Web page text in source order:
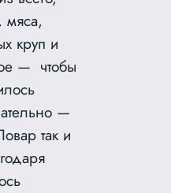
мяса,
круп и
— чтобы
—
так и